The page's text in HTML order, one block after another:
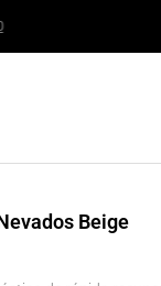
a $200.000
Beige